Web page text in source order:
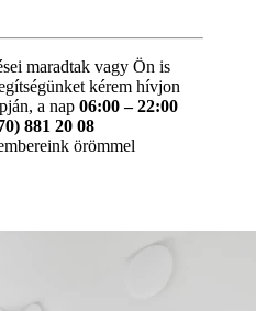
maradtak vagy Ön is
kérem hívjon
a nap 06:00 – 22:00
881 20 08
örömmel